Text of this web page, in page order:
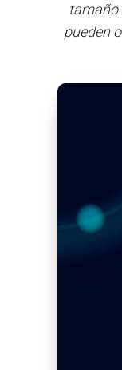
tamaño
pueden